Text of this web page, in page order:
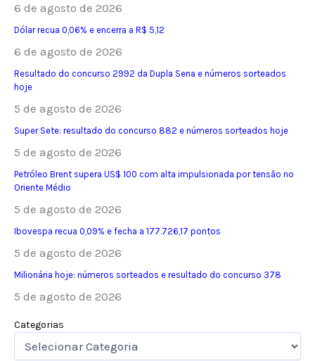
6 de agosto de 2026
Dólar recua 0,06% e encerra a R$ 5,12
6 de agosto de 2026
Resultado do concurso 2992 da Dupla Sena e números sorteados
hoje
5 de agosto de 2026
Super Sete: resultado do concurso 882 e números sorteados hoje
5 de agosto de 2026
Petróleo Brent supera US$ 100 com alta impulsionada por tensão no
Oriente Médio
5 de agosto de 2026
Ibovespa recua 0,09% e fecha a 177.726,17 pontos
5 de agosto de 2026
Milionária hoje: números sorteados e resultado do concurso 378
5 de agosto de 2026
Categorias